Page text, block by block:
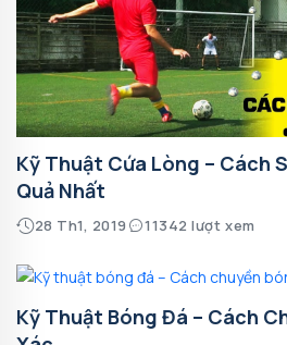
Kỹ Thuật Cứa Lòng – Cách
Quả Nhất
28 Th1, 2019 11342 lượt xem
Kỹ Thuật Bóng Đá – Cách